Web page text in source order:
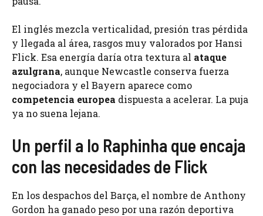
El inglés mezcla verticalidad, presión tras pérdida
y llegada al área, rasgos muy valorados por Hansi
Flick. Esa energía daría otra textura al ataque
azulgrana, aunque Newcastle conserva fuerza
negociadora y el Bayern aparece como
competencia europea dispuesta a acelerar. La puja
ya no suena lejana.
Un perfil a lo Raphinha que encaja
con las necesidades de Flick
En los despachos del Barça, el nombre de Anthony
Gordon ha ganado peso por una razón deportiva